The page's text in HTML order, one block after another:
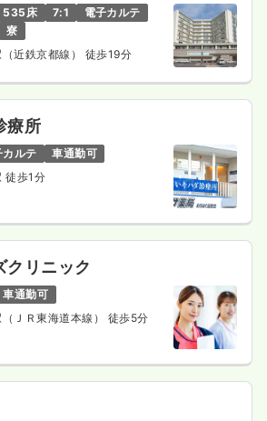
535床 7:1
電子カルテ
寮
近鉄京都線） 徒歩19分
療所
カルテ
車通勤可
徒歩1分
クリニック
車通勤可
ＪＲ東海道本線） 徒歩5分